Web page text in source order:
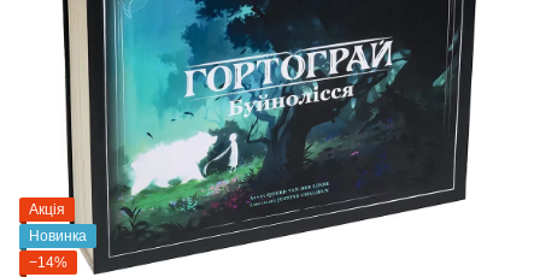
Акція
Новинка
−14%